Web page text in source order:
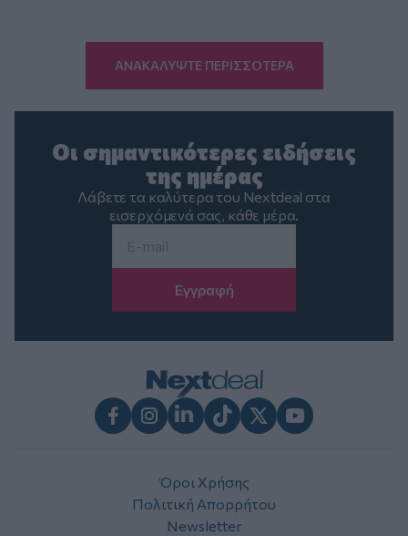
ΑΝΑΚΑΛΥΨΤΕ ΠΕΡΙΣΣΟΤΕΡΑ
Οι σημαντικότερες ειδήσεις
της ημέρας
Λάβετε τα καλύτερα του Nextdeal στα
εισερχόμενά σας, κάθε μέρα.
Όροι Χρήσης
Πολιτική Απορρήτου
Newsletter